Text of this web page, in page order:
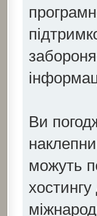
Ви
можуть